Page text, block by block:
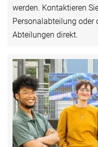
werden. Kontaktieren
Personalabteilung
Abteilungen direkt.